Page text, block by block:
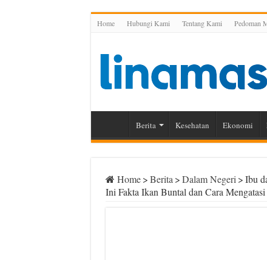
Home Hubungi Kami Tentang Kami Pedoman
Berita Kesehatan Ekonomi
Home >Berita >Dalam Negeri >Ibu
Ini Fakta Ikan Buntal dan Cara